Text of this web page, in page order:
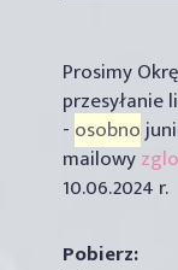
Prosimy
przesyłanie
- osobno
mailowy
10.06.2024 r.